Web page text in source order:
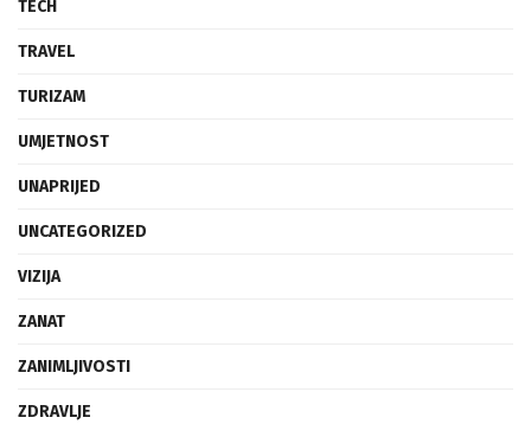
TECH
TRAVEL
TURIZAM
UMJETNOST
UNAPRIJED
UNCATEGORIZED
VIZIJA
ZANAT
ZANIMLJIVOSTI
ZDRAVLJE